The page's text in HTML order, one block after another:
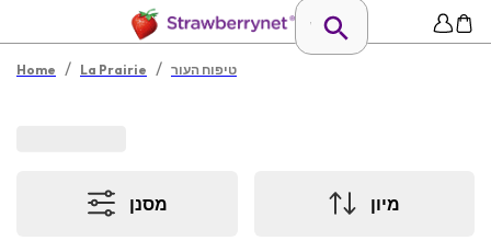
Home / La Prairie / טיפוח העור
מסנן מיון